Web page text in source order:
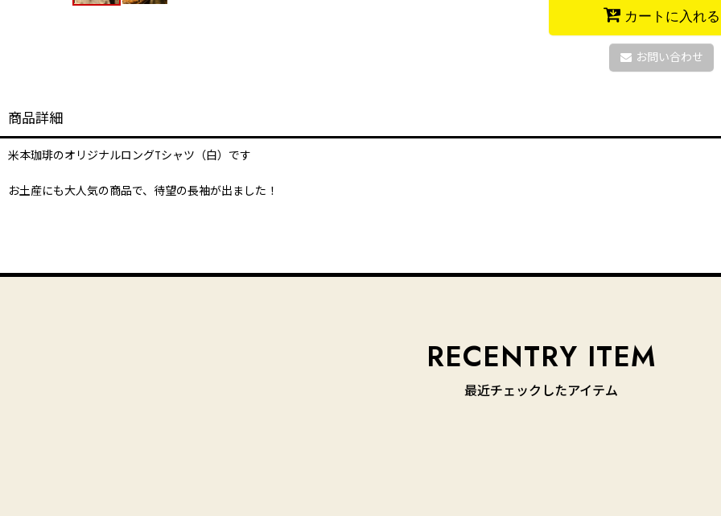
カートに入れる
お問い合わせ
商品詳細
米本珈琲のオリジナルロングTシャツ（白）です
お土産にも大人気の商品で、待望の長袖が出ました！
最近チェックしたアイテム